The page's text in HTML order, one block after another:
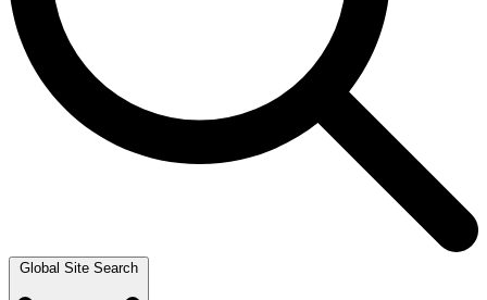
Global Site Search